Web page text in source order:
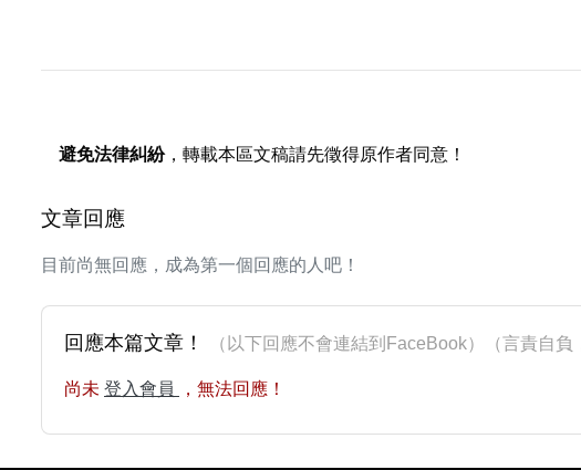
避免法律糾紛，轉載本區文稿請先徵得原作者同意！
文章回應
目前尚無回應，成為第一個回應的人吧！
回應本篇文章！ （以下回應不會連結到FaceBook）（言責自
尚未 登入會員 ，無法回應！